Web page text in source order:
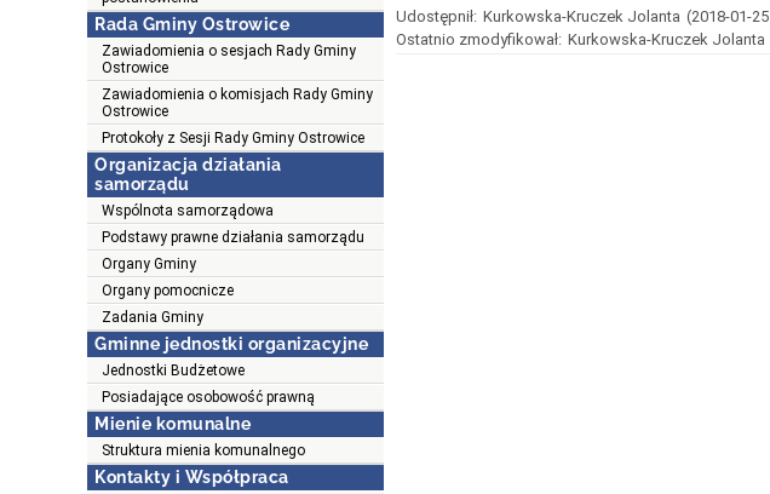
Rada Gminy Ostrowice
Zawiadomienia o sesjach Rady Gminy
Ostrowice
Zawiadomienia o komisjach Rady Gminy
Ostrowice
Protokoły z Sesji Rady Gminy Ostrowice
Organizacja działania
samorządu
Wspólnota samorządowa
Podstawy prawne działania samorządu
Organy Gminy
Organy pomocnicze
Zadania Gminy
Gminne jednostki organizacyjne
Jednostki Budżetowe
Posiadające osobowość prawną
Mienie komunalne
Struktura mienia komunalnego
Kontakty i Współpraca
Udostępnił: Kurkowska-Kruczek Jolanta (2018-01-
Ostatnio zmodyfikował: Kurkowska-Kruczek Jolanta